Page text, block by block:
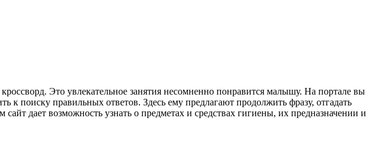
Это увлекательное занятия несомненно понравится малышу. На портале вы
к поиску правильных ответов. Здесь ему предлагают продолжить фразу, отгадать
дает возможность узнать о предметах и средствах гигиены, их предназначении и